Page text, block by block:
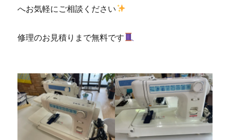
へお気軽にご相談ください
修理のお見積りまで無料です